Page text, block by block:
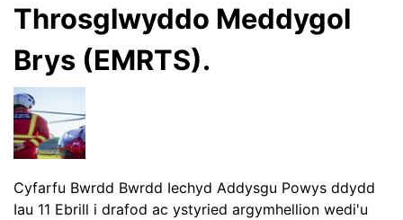
Throsglwyddo Meddygol
Brys (EMRTS).
Cyfarfu Bwrdd Bwrdd Iechyd Addysgu Powys ddydd
Iau 11 Ebrill i drafod ac ystyried argymhellion wedi'u